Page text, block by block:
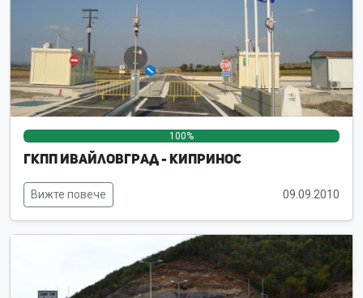
100%
ГКПП Ивайловград - Кипринос
Вижте повече 09.09.2010